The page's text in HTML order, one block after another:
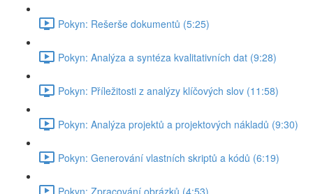
Pokyn: Rešerše dokumentů (5:25)
Pokyn: Analýza a syntéza kvalitativních dat (9:28)
Pokyn: Příležitosti z analýzy klíčových slov (11:58)
Pokyn: Analýza projektů a projektových nákladů (9:30)
Pokyn: Generování vlastních skriptů a kódů (6:19)
Pokyn: Zpracování obrázků (4:53)